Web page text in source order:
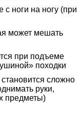
ноги на ногу (при
может мешать
при подъеме
походки
сложно
руки,
предметы)